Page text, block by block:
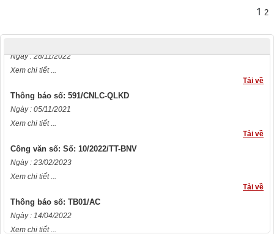
1 2
Ngày : 28/11/2022
Xem chi tiết ...
Tải về
Thông báo số: 591/CNLC-QLKD
Ngày : 05/11/2021
Xem chi tiết ...
Tải về
Công văn số: Số: 10/2022/TT-BNV
Ngày : 23/02/2023
Xem chi tiết ...
Tải về
Thông báo số: TB01/AC
Ngày : 14/04/2022
Xem chi tiết ...